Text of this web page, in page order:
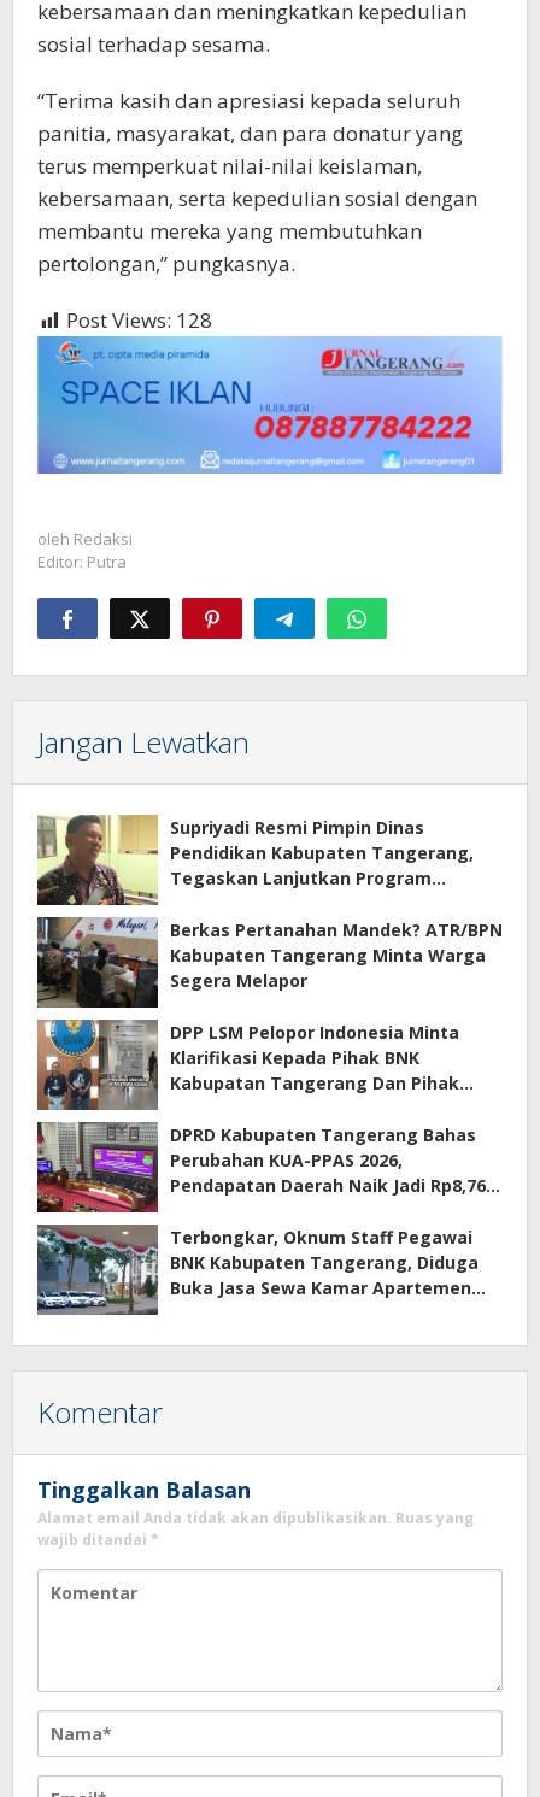
kebersamaan dan meningkatkan kepedulian
sosial terhadap sesama.
“Terima kasih dan apresiasi kepada seluruh
panitia, masyarakat, dan para donatur yang
terus memperkuat nilai-nilai keislaman,
kebersamaan, serta kepedulian sosial dengan
membantu mereka yang membutuhkan
pertolongan,” pungkasnya.
Post Views: 128
oleh Redaksi
Editor: Putra
Jangan Lewatkan
Supriyadi Resmi Pimpin Dinas
Pendidikan Kabupaten Tangerang,
Tegaskan Lanjutkan Program
Berkas Pertanahan Mandek? ATR/BPN
Kabupaten Tangerang Minta Warga
Segera Melapor
DPP LSM Pelopor Indonesia Minta
Klarifikasi Kepada Pihak BNK
Kabupatan Tangerang Dan Pihak
Terkait Sewa Kamar Per Jam
DPRD Kabupaten Tangerang Bahas
Perubahan KUA-PPAS 2026,
Pendapatan Daerah Naik Jadi Rp8,76
Terbongkar, Oknum Staff Pegawai
BNK Kabupaten Tangerang, Diduga
Buka Jasa Sewa Kamar Apartemen
Komentar
Tinggalkan Balasan
Alamat email Anda tidak akan dipublikasikan. Ruas yang
wajib ditandai *